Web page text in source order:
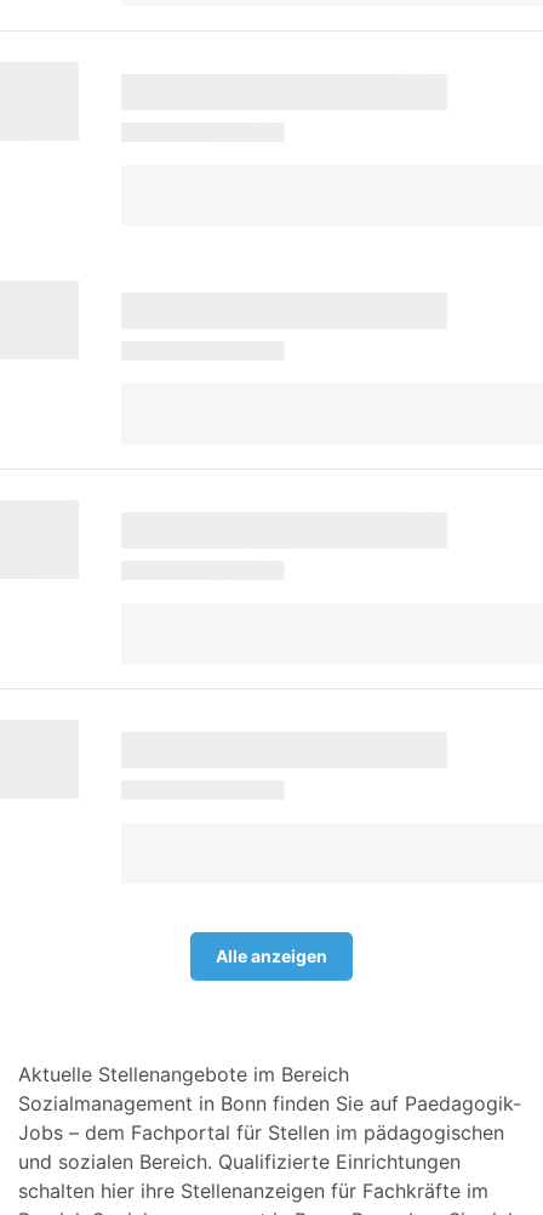
Alle anzeigen
Aktuelle Stellenangebote im Bereich
Sozialmanagement in Bonn finden Sie auf Paedagogik-
Jobs – dem Fachportal für Stellen im pädagogischen
und sozialen Bereich. Qualifizierte Einrichtungen
schalten hier ihre Stellenanzeigen für Fachkräfte im